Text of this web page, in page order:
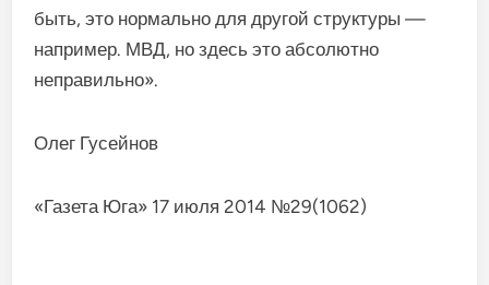
быть, это нормально для другой струк­туры —
например. МВД, но здесь это абсолютно
неправильно».
Олег Гусейнов
«Газета Юга» 17 июля 2014 №29(1062)